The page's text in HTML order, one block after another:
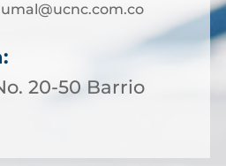
20-50 Barrio